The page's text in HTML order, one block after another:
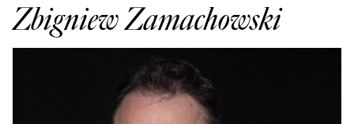
Zbigniew Zamachowski